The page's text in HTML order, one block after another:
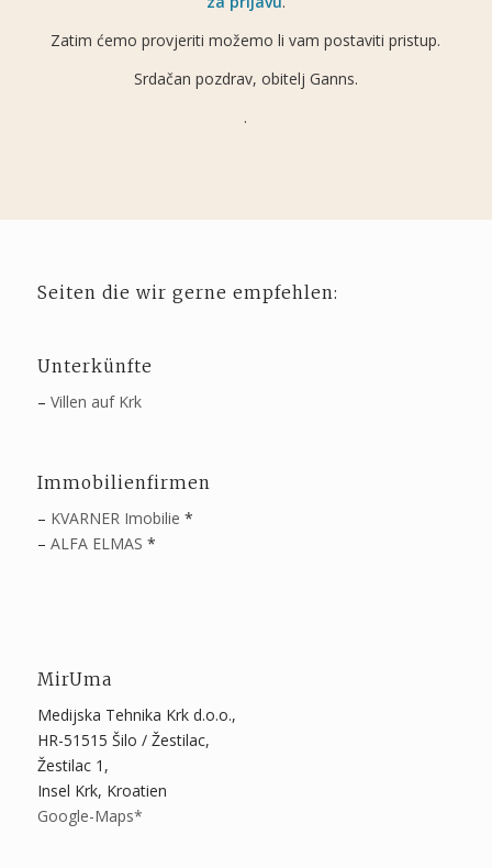
Zatim ćemo provjeriti možemo li vam postaviti pristup.
Srdačan pozdrav, obitelj Ganns.
.
Seiten die wir gerne empfehlen:
Unterkünfte
– Villen auf Krk
Immobilienfirmen
– KVARNER Imobilie *
– ALFA ELMAS *
MirUma
Medijska Tehnika Krk d.o.o.,
HR-51515 Šilo / Žestilac,
Žestilac 1,
Insel Krk, Kroatien
Google-Maps*